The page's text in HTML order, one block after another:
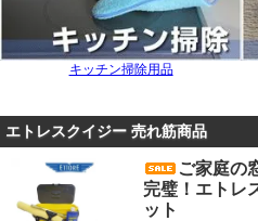
いつもエトレスクイジー販
ただき、誠にありがとうござ
大変恐れ入りますが、令和7
日まで休業とさせていただき
年内の発送は12月23日12：00
す。
また、年明けの発送開始につ
次発送予定
でございます。
キッチン掃除用品
エトレスクイジー 売れ筋商品
ご家庭の
完璧！エトレ
ット